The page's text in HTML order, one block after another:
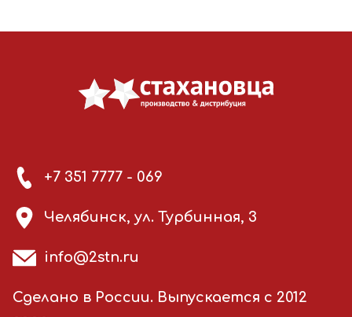
+7 351 7777 - 069
Челябинск, ул. Турбинная, 3
info@2stn.ru
Сделано в России. Выпускается с 2012